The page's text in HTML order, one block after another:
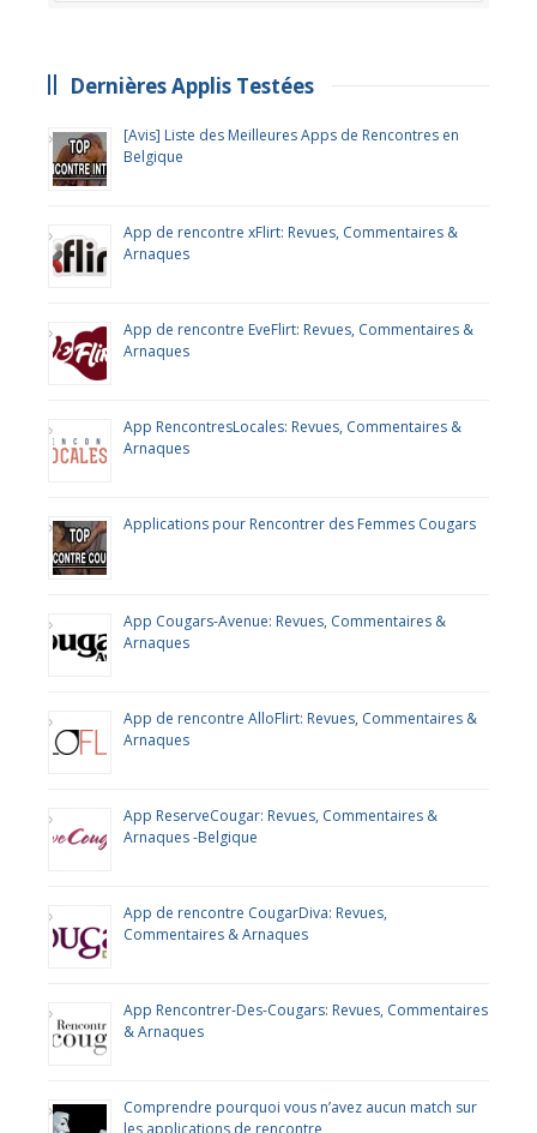
Dernières Applis Testées
[Avis] Liste des Meilleures Apps de Rencontres en
Belgique
App de rencontre xFlirt: Revues, Commentaires &
Arnaques
App de rencontre EveFlirt: Revues, Commentaires &
Arnaques
App RencontresLocales: Revues, Commentaires &
Arnaques
Applications pour Rencontrer des Femmes Cougars
App Cougars-Avenue: Revues, Commentaires &
Arnaques
App de rencontre AlloFlirt: Revues, Commentaires &
Arnaques
App ReserveCougar: Revues, Commentaires &
Arnaques -Belgique
App de rencontre CougarDiva: Revues,
Commentaires & Arnaques
App Rencontrer-Des-Cougars: Revues, Commentaires
& Arnaques
Comprendre pourquoi vous n’avez aucun match sur
les applications de rencontre